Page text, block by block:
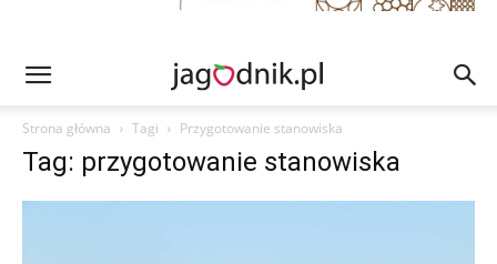
Strona główna Tagi Przygotowanie stanowiska
Tag: przygotowanie stanowiska